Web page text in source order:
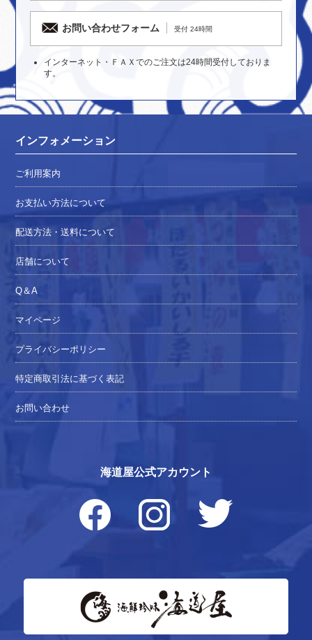
お問い合わせフォーム 受付 24時間
インターネット・ＦＡＸでのご注文は24時間受付しておりま
す。
インフォメーション
ご利用案内
お支払い方法について
配送方法・送料について
店舗について
Q＆A
マイページ
プライバシーポリシー
特定商取引法に基づく表記
お問い合わせ
海道屋公式アカウント